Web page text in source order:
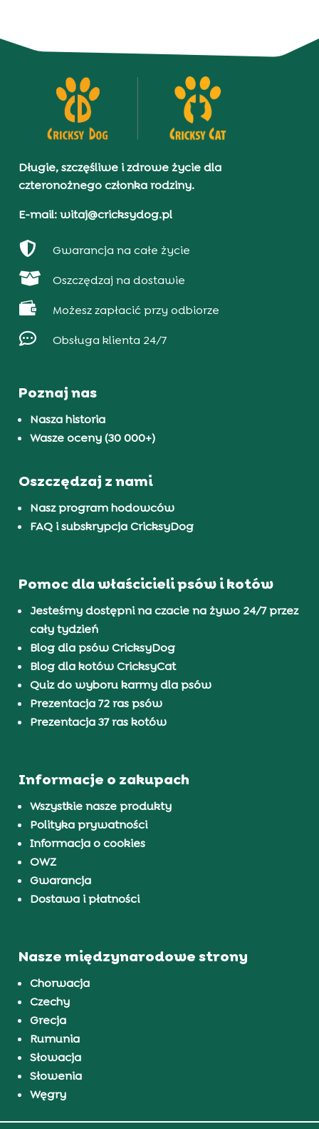
Długie, szczęśliwe i zdrowe życie dla
czteronożnego członka rodziny.
E-mail: witaj@cricksydog.pl
 Gwarancja na całe życie
 Oszczędzaj na dostawie
 Możesz zapłacić przy odbiorze
 Obsługa klienta 24/7
Poznaj nas
Nasza historia
Wasze oceny (30 000+)
Oszczędzaj z nami
Nasz program hodowców
FAQ i subskrypcja CricksyDog
Pomoc dla właścicieli psów i kotów
Jesteśmy dostępni na czacie na żywo 24/7 przez
cały tydzień
Blog dla psów CricksyDog
Blog dla kotów CricksyCat
Quiz do wyboru karmy dla psów
Prezentacja 72 ras psów
Prezentacja 37 ras kotów
Informacje o zakupach
Wszystkie nasze produkty
Polityka prywatności
Informacja o cookies
OWZ
Gwarancja
Dostawa i płatności
Nasze międzynarodowe strony
Chorwacja
Czechy
Grecja
Rumunia
Słowacja
Słowenia
Węgry